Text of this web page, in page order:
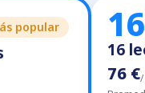
popular 16
16
76 €